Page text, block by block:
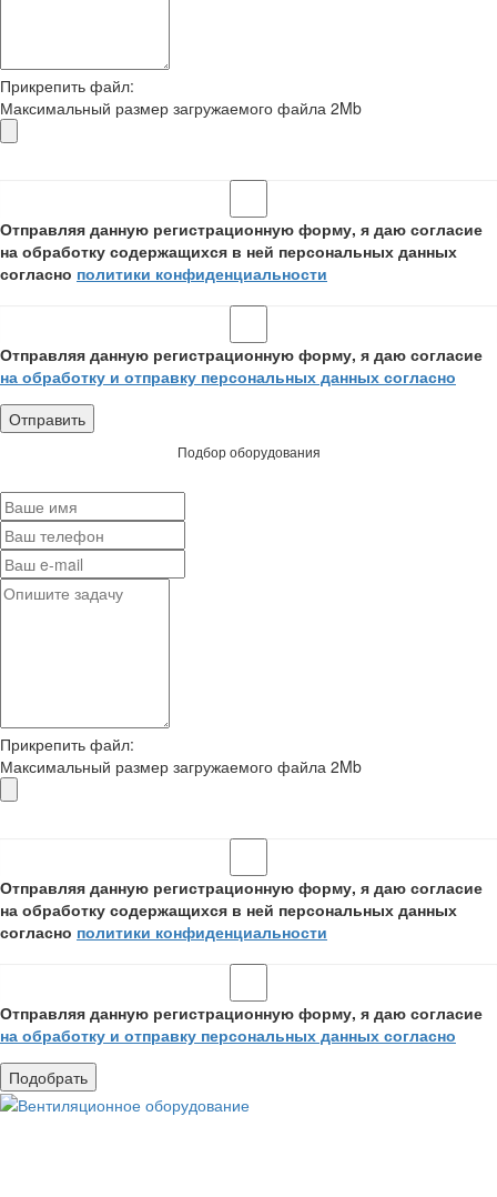
Прикрепить файл:
Максимальный размер загружаемого файла 2Mb
Отправляя данную регистрационную форму, я даю согласие
на обработку содержащихся в ней персональных данных
согласно политики конфиденциальности
Отправляя данную регистрационную форму, я даю согласие
на обработку и отправку персональных данных согласно
Подбор оборудования
Прикрепить файл:
Максимальный размер загружаемого файла 2Mb
Отправляя данную регистрационную форму, я даю согласие
на обработку содержащихся в ней персональных данных
согласно политики конфиденциальности
Отправляя данную регистрационную форму, я даю согласие
на обработку и отправку персональных данных согласно